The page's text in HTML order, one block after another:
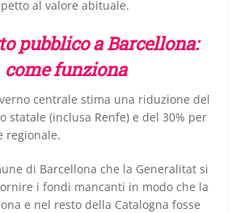
al valore abituale.
pubblico a Barcellona:
come funziona
centrale stima una riduzione del
statale (inclusa Renfe) e del 30% per
regionale.
di Barcellona che la Generalitat si
i fondi mancanti in modo che la
e nel resto della Catalogna fosse